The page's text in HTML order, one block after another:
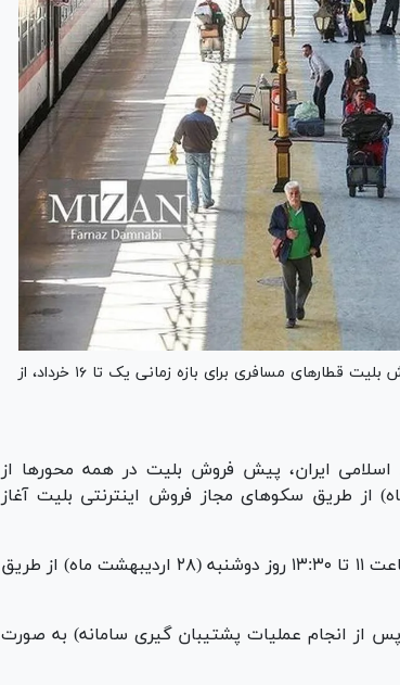
شرکت راه آهن جمهوری اسلامی ایران اعلام کرد: پیش فروش بلیت قطار‌های مسافری برای بازه زمانی یک تا ۱۶ خرداد، از
ایران، پیش فروش بلیت در همه محور‌ها از
دوشنبه (۲۸ اردیبهشت ماه) از طریق سکو‌های مجاز فروش اینترنتی بلیت آغاز
پیش فروش حضوری بلیت‌های این بازه زمانی نیز از ساعت ۱۱ تا ۱۳:۳۰ روز دوشنبه (۲۸ اردیبهشت ماه) از طریق
روز دوشنبه به بعد (پس از انجام عملیات پشتیبان گیری سامانه) به صورت